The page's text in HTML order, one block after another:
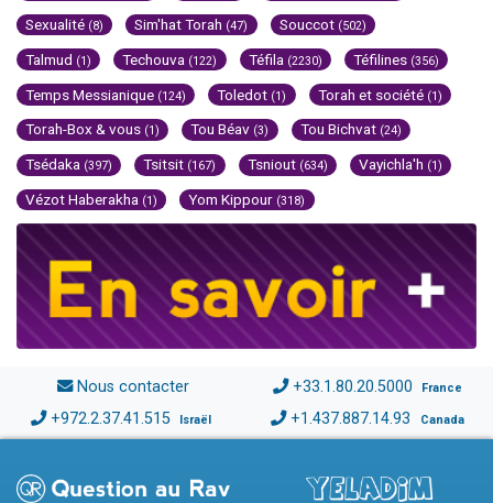
Sexualité (8) Sim'hat Torah (47) Souccot (502)
Talmud (1) Techouva (122) Téfila (2230) Téfilines (356)
Temps Messianique (124) Toledot (1) Torah et société (1)
Torah-Box & vous (1) Tou Béav (3) Tou Bichvat (24)
Tsédaka (397) Tsitsit (167) Tsniout (634) Vayichla'h (1)
Vézot Haberakha (1) Yom Kippour (318)
Nous contacter +33.1.80.20.5000 France
+972.2.37.41.515 Israël +1.437.887.14.93 Canada